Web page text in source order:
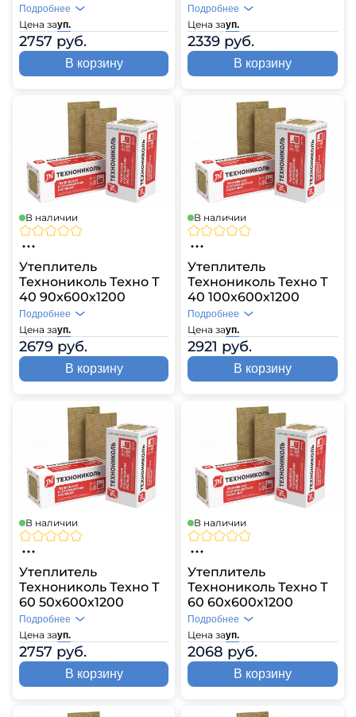
Цена зауп.
2757 руб.
Подробнее
В корзину
Цена зауп.
2339 руб.
Подробнее
В корзину
В наличии
Утеплитель
Технониколь Техно Т
40 90х600х1200
Цена зауп.
2679 руб.
Подробнее
В корзину
В наличии
Утеплитель
Технониколь Техно Т
40 100х600х1200
Цена зауп.
2921 руб.
Подробнее
В корзину
В наличии
Утеплитель
Технониколь Техно Т
60 50х600х1200
Цена зауп.
2757 руб.
Подробнее
В корзину
В наличии
Утеплитель
Технониколь Техно Т
60 60х600х1200
Цена зауп.
2068 руб.
Подробнее
В корзину